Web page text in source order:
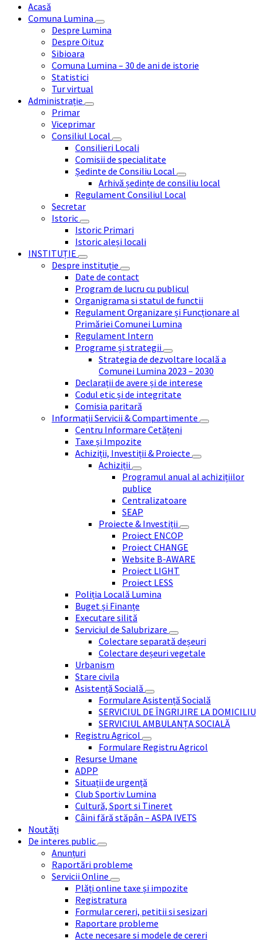
Acasă
Comuna Lumina
Despre Lumina
Despre Oituz
Sibioara
Comuna Lumina – 30 de ani de istorie
Statistici
Tur virtual
Administrație
Primar
Viceprimar
Consiliul Local
Consilieri Locali
Comisii de specialitate
Ședinte de Consiliu Local
Arhivă ședințe de consiliu local
Regulament Consiliul Local
Secretar
Istoric
Istoric Primari
Istoric aleși locali
INSTITUȚIE
Despre instituție
Date de contact
Program de lucru cu publicul
Organigrama si statul de functii
Regulament Organizare și Funcționare al
Primăriei Comunei Lumina
Regulament Intern
Programe și strategii
Strategia de dezvoltare locală a
Comunei Lumina 2023 – 2030
Declarații de avere și de interese
Codul etic și de integritate
Comisia paritară
Informații Servicii & Compartimente
Centru Informare Cetățeni
Taxe și Impozite
Achiziții, Investiții & Proiecte
Achiziții
Programul anual al achizițiilor
publice
Centralizatoare
SEAP
Proiecte & Investiții
Proiect ENCOP
Proiect CHANGE
Website B-AWARE
Proiect LIGHT
Proiect LESS
Poliția Locală Lumina
Buget și Finanțe
Executare silită
Serviciul de Salubrizare
Colectare separată deșeuri
Colectare deșeuri vegetale
Urbanism
Stare civila
Asistență Socială
Formulare Asistență Socială
SERVICIUL DE ÎNGRIJIRE LA DOMICILIU
SERVICIUL AMBULANȚA SOCIALĂ
Registru Agricol
Formulare Registru Agricol
Resurse Umane
ADPP
Situații de urgență
Club Sportiv Lumina
Cultură, Sport si Tineret
Câini fără stăpân – ASPA IVETS
Noutăți
De interes public
Anunțuri
Raportări probleme
Servicii Online
Plăți online taxe și impozite
Registratura
Formular cereri, petitii si sesizari
Raportare probleme
Acte necesare si modele de cereri